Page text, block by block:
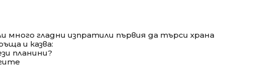
много гладни изпратили първия да търси храна
и казва:
планини?